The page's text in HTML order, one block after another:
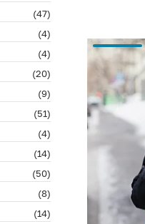
(47)
(4)
(4)
(20)
(9)
(51)
(4)
(14)
(50)
(8)
(14)